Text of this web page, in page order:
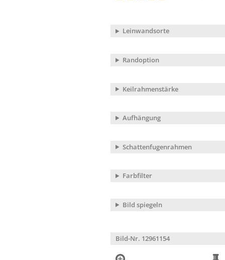
Leinwandsorte
Randoption
Keilrahmenstärke
Aufhängung
Schattenfugenrahmen
Farbfilter
Bild spiegeln
Bild-Nr. 12961154